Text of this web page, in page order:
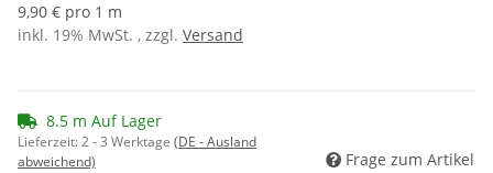
9,90 € pro 1 m
inkl. 19% MwSt. , zzgl. Versand
8.5 m Auf Lager
Lieferzeit:2 - 3 Werktage (DE - Ausland
abweichend)
Frage zum Artikel